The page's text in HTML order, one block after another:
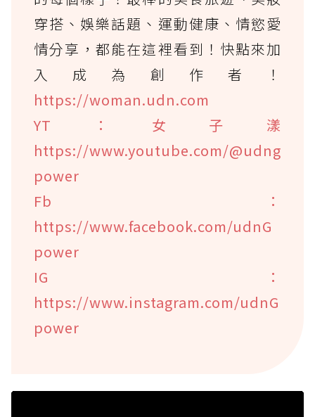
穿搭、娛樂話題、運動健康、情慾愛
情分享，都能在這裡看到！快點來加
入成為創作者！
https://woman.udn.com
YT：女子漾
https://www.youtube.com/@udng
power
Fb：
https://www.facebook.com/udnG
power
IG：
https://www.instagram.com/udnG
power